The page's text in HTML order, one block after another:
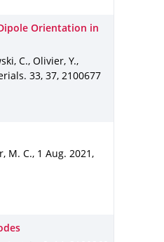
Orientation in
C., Olivier, Y.,
. 33, 37, 2100677
M. C., 1 Aug. 2021 ,